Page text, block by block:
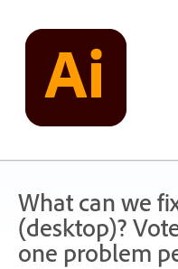
content
What can we
(desktop)?
one problem